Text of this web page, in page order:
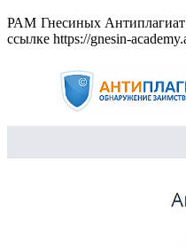
РАМ Гнесиных Антиплагиат
ссылке https://gnesin-